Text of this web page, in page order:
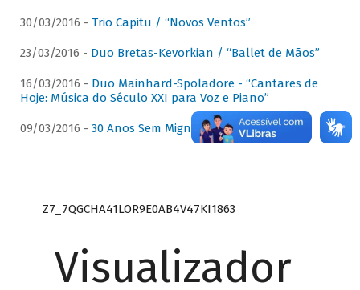
30/03/2016 - Trio Capitu / “Novos Ventos”
23/03/2016 - Duo Bretas-Kevorkian / “Ballet de Mãos”
16/03/2016 - Duo Mainhard-Spoladore - “Cantares de
Hoje: Música do Século XXI para Voz e Piano”
09/03/2016 - 30 Anos Sem Mignone
Z7_7QGCHA41LOR9E0AB4V47KI1863
Visualizador